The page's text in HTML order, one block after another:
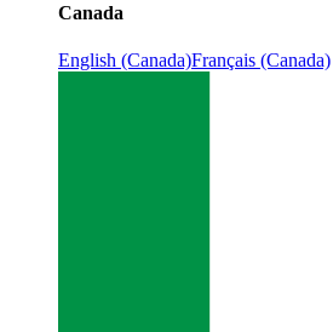
Canada
English (Canada)Français (Canada)